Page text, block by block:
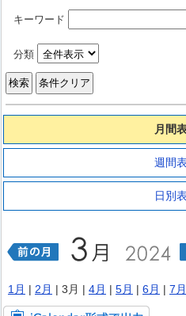
キーワード
分類
月間
週間
日別
1月 | 2月 | 3月 | 4月 | 5月 | 6月 | 7月